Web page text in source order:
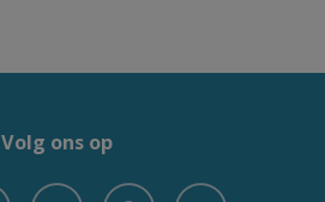
Volg ons op